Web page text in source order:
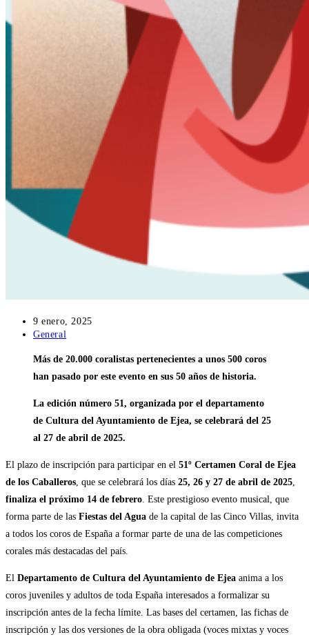
Publicación
de
entrada:
9 enero, 2025
Categoría
la
entrada:
General
Más de 20.000 coralistas pertenecientes a unos 500 coros
han pasado por este evento en sus 50 años de historia.
La edición número 51, organizada por el departamento
de Cultura del Ayuntamiento de Ejea, se celebrará del 25
al 27 de abril de 2025.
El plazo de inscripción para participar en el 51º Certamen Coral de Ejea
de los Caballeros , que se celebrará los días 25, 26 y 27 de abril de 2025
finaliza el próximo 14 de febrero . Este prestigioso evento musical, que
forma parte de las Fiestas del Agua de la capital de las Cinco Villas, invita
a todos los coros de España a formar parte de una de las competiciones
corales más destacadas del país.
El Departamento de Cultura del Ayuntamiento de Ejea anima a los
coros juveniles y adultos de toda España interesados a formalizar su
inscripción antes de la fecha límite. Las bases del certamen, las fichas de
inscripción y las dos versiones de la obra obligada (voces mixtas y voces